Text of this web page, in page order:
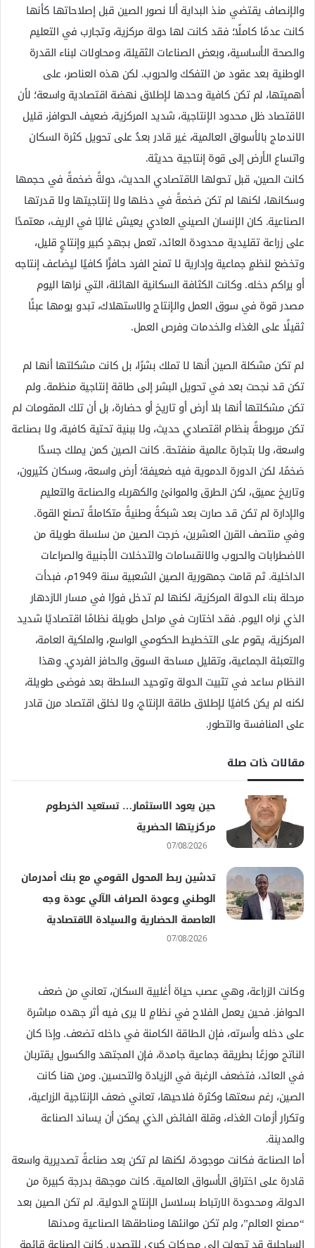
والإنصاف يقتضي منذ البداية ألا نصور الصين قبل إصلاحاتها كأنها
كانت عدمًا كاملًا؛ فقد كانت لها دولة مركزية، وتجارب في التعليم
والصحة الأساسية، وبعض الصناعات الثقيلة، ومحاولات لبناء القدرة
الوطنية بعد عقود من التفكك والحروب. لكن هذه العناصر، على
أهميتها، لم تكن كافية وحدها لإطلاق نهضة اقتصادية واسعة؛ لأن
الاقتصاد ظل محدود الإنتاجية، شديد المركزية، ضعيف الحوافز، قليل
الاندماج بالأسواق العالمية، غير قادر بعدُ على تحويل كثرة السكان
واتساع الأرض إلى قوة إنتاجية حديثة.
كانت الصين، قبل تحولها الاقتصادي الحديث، دولةً ضخمةً في حجمها
وسكانها، لكنها لم تكن ضخمةً في دخلها ولا إنتاجيتها ولا قدرتها
الصناعية. كان الإنسان الصيني العادي يعيش غالبًا في الريف، معتمدًا
على زراعة تقليدية محدودة العائد، تعمل بجهدٍ كبير وإنتاجٍ قليل،
وتخضع لنظمٍ جماعية وإدارية لا تمنح الفرد حافزًا كافيًا ليضاعف إنتاجه
أو يراكم دخله. وكانت الكثافة السكانية الهائلة، التي نراها اليوم
مصدر قوة في سوق العمل والإنتاج والاستهلاك، تبدو يومها عبئًا
ثقيلًا على الغذاء والخدمات وفرص العمل.
لم تكن مشكلة الصين أنها لا تملك بشرًا، بل كانت مشكلتها أنها لم
تكن قد نجحت بعد في تحويل البشر إلى طاقة إنتاجية منظمة. ولم
تكن مشكلتها أنها بلا أرض أو تاريخ أو حضارة، بل أن تلك المقومات لم
تكن مربوطةً بنظام اقتصادي حديث، ولا ببنية تحتية كافية، ولا بصناعة
واسعة، ولا بتجارة عالمية منفتحة. كانت الصين كمن يملك جسدًا
ضخمًا، لكن الدورة الدموية فيه ضعيفة؛ أرض واسعة، وسكان كثيرون،
وتاريخ عميق، لكن الطرق والموانئ والكهرباء والصناعة والتعليم
والإدارة لم تكن قد صارت بعد شبكةً وطنيةً متكاملةً تصنع القوة.
وفي منتصف القرن العشرين، خرجت الصين من سلسلة طويلة من
الاضطرابات والحروب والانقسامات والتدخلات الأجنبية والصراعات
الداخلية. ثم قامت جمهورية الصين الشعبية سنة 1949م، فبدأت
مرحلة بناء الدولة المركزية، لكنها لم تدخل فورًا في مسار الازدهار
الذي نراه اليوم. فقد اختارت في مراحل طويلة نظامًا اقتصاديًا شديد
المركزية، يقوم على التخطيط الحكومي الواسع، والملكية العامة،
والتعبئة الجماعية، وتقليل مساحة السوق والحافز الفردي. وهذا
النظام ساعد في تثبيت الدولة وتوحيد السلطة بعد فوضى طويلة،
لكنه لم يكن كافيًا لإطلاق طاقة الإنتاج، ولا لخلق اقتصاد مرن قادر
على المنافسة والتطور.
مقالات ذات صلة
حين يعود الاستثمار… تستعيد الخرطوم
مركزيتها الحضرية
07/08/2026
تدشين ربط المحول القومي مع بنك أمدرمان
الوطني وعودة الصراف الآلي عودة وجه
العاصمة الحضارية والسيادة الاقتصادية
07/08/2026
وكانت الزراعة، وهي عصب حياة أغلبية السكان، تعاني من ضعف
الحوافز. فحين يعمل الفلاح في نظامٍ لا يرى فيه أثر جهده مباشرة
على دخله وأسرته، فإن الطاقة الكامنة في داخله تضعف. وإذا كان
الناتج موزعًا بطريقة جماعية جامدة، فإن المجتهد والكسول يقتربان
في العائد، فتضعف الرغبة في الزيادة والتحسين. ومن هنا كانت
الصين، رغم سعتها وكثرة فلاحيها، تعاني ضعف الإنتاجية الزراعية،
وتكرار أزمات الغذاء، وقلة الفائض الذي يمكن أن يساند الصناعة
والمدينة.
أما الصناعة فكانت موجودة، لكنها لم تكن بعد صناعةً تصديرية واسعة
قادرة على اختراق الأسواق العالمية. كانت موجهة بدرجة كبيرة من
الدولة، ومحدودة الارتباط بسلاسل الإنتاج الدولية. لم تكن الصين بعد
“مصنع العالم”، ولم تكن موانئها ومناطقها الصناعية ومدنها